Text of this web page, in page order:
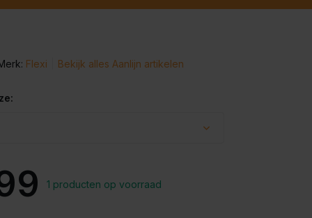
Account
Flexi Bekijk alles Aanlijn artikelen
1 producten op voorraad